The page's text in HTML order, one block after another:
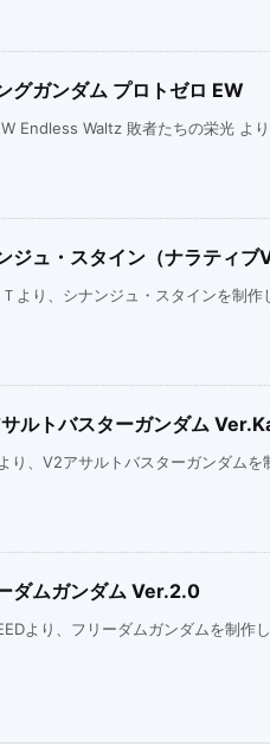
グガンダム プロトゼロ EW
Endless Waltz 敗者たちの栄光 よ
ジュ・スタイン（ナラティブ
より、シナンジュ・スタインを制作
ルトバスターガンダム
り、V2アサルトバスターガンダムを
ダムガンダム Ver.2.0
より、フリーダムガンダムを制作し